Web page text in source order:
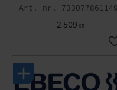
2 509 KR